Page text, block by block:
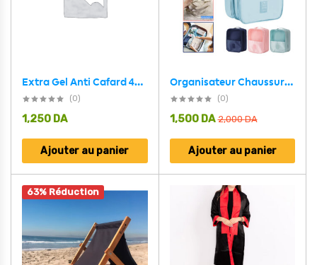
Extra Gel Anti Cafard 40G
(0)
1,250 DA
Ajouter au panier
Organisateur Chaussures Sac de Voyage 3 Compartiment imperméable
(0)
2,000DA
1,500 DA
Ajouter au panier
63% Réduction